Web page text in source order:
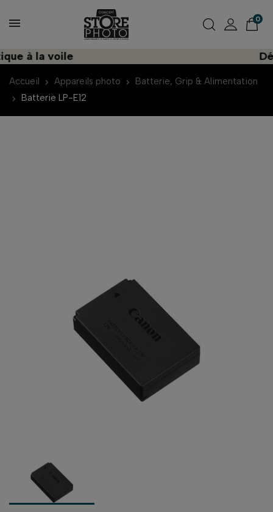
0
à la voile
Accueil Appareils photo
Batterie, Grip & Alimentation
Batterie LP-E12